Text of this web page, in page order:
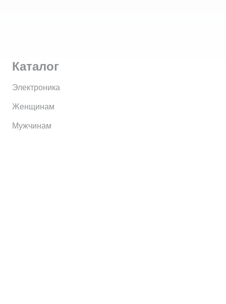
Каталог
Электроника
Женщинам
Мужчинам